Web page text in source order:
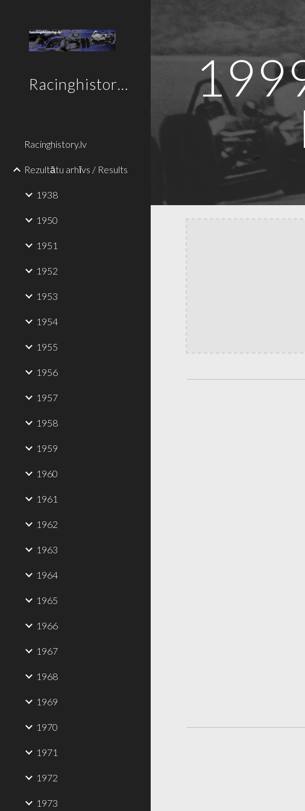
Skip to
Racinghistory.lv
Racinghistory.lv
Rezultātu arhīvs / Results
1938
1950
1951
1952
1953
1954
1955
1956
1957
1958
1959
1960
1961
1962
1963
1964
1965
1966
1967
1968
1969
1970
1971
1972
1973